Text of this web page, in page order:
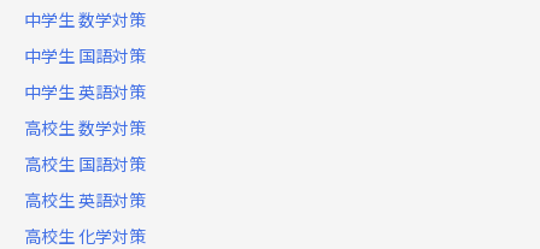
中学生 数学対策
中学生 国語対策
中学生 英語対策
高校生 数学対策
高校生 国語対策
高校生 英語対策
高校生 化学対策